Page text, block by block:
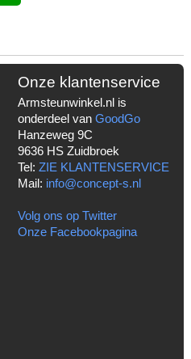
Onze klantenservice
Armsteunwinkel.nl is
onderdeel van GoodGo
Hanzeweg 9C
9636 HS Zuidbroek
Tel: ZIE KLANTENSERVICE
Mail: info@concept-s.nl
Volg ons op Twitter
Onze Facebookpagina